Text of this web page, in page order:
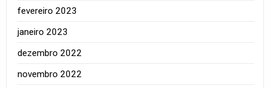
fevereiro 2023
janeiro 2023
dezembro 2022
novembro 2022